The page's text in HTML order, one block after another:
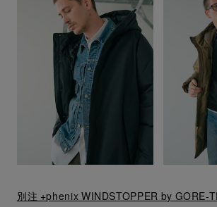
別注 +phenix WINDSTOPPER by GORE-